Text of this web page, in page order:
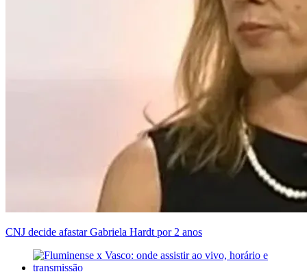
CNJ decide afastar Gabriela Hardt por 2 anos